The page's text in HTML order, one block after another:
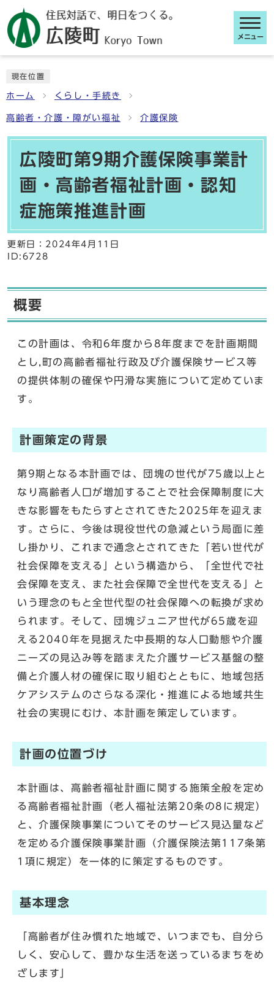
メニュー
現在位置
ホーム くらし・手続き
高齢者・介護・障がい福祉 介護保険
広陵町第9期介護保険事業計
画・高齢者福祉計画・認知
症施策推進計画
更新日： 2024年4月11日
ID:6728
概要
この計画は、令和6年度から8年度までを計画期間
とし,町の高齢者福祉行政及び介護保険サービス等
の提供体制の確保や円滑な実施について定めていま
す。
計画策定の背景
第9期となる本計画では、団塊の世代が75歳以上と
なり高齢者人口が増加することで社会保障制度に大
きな影響をもたらすとされてきた2025年を迎えま
す。さらに、今後は現役世代の急減という局面に差
し掛かり、これまで通念とされてきた「若い世代が
社会保障を支える」という構造から、「全世代で社
会保障を支え、また社会保障で全世代を支える」と
いう理念のもと全世代型の社会保障への転換が求め
られます。そして、団塊ジュニア世代が65歳を迎
える2040年を見据えた中長期的な人口動態や介護
ニーズの見込み等を踏まえた介護サービス基盤の整
備と介護人材の確保に取り組むとともに、地域包括
ケアシステムのさらなる深化・推進による地域共生
社会の実現にむけ、本計画を策定しています。
計画の位置づけ
本計画は、高齢者福祉計画に関する施策全般を定め
る高齢者福祉計画（老人福祉法第20条の8に規定）
と、介護保険事業についてそのサービス見込量など
を定める介護保険事業計画（介護保険法第117条第
1項に規定）を一体的に策定するものです。
基本理念
「高齢者が住み慣れた地域で、いつまでも、自分ら
しく、安心して、豊かな生活を送っているまちをめ
ざします」